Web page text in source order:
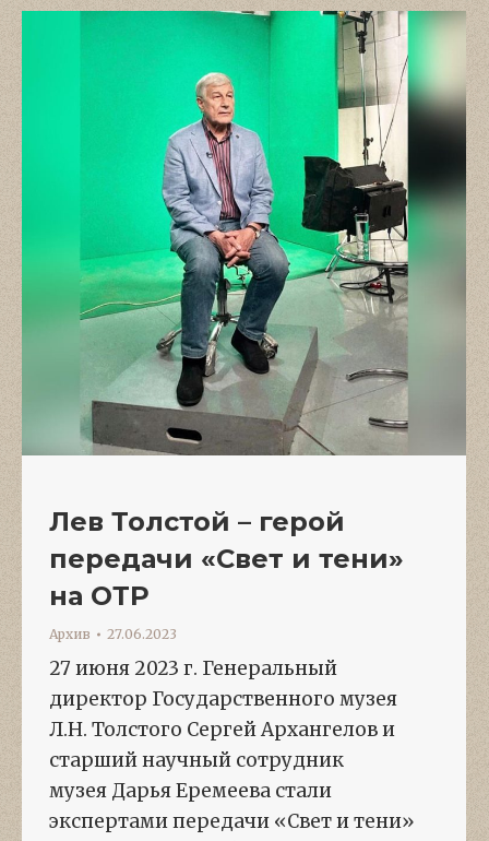
Лев Толстой – герой
передачи «Свет и тени»
на ОТР
Архив 27.06.2023
27 июня 2023 г. Генеральный
директор Государственного музея
Л.Н. Толстого Сергей Архангелов и
старший научный сотрудник
музея Дарья Еремеева стали
экспертами передачи «Свет и тени»